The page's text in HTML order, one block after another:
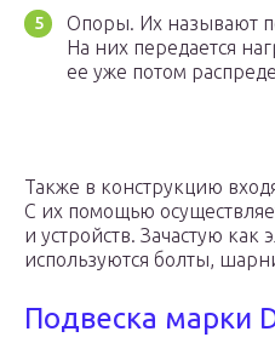
Опоры. Их называют
На них передается
ее уже потом
Также в конструкцию
С их помощью
и устройств. Зачастую
используются болты,
Подвеска марки